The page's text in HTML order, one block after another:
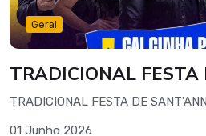
Geral
TRADICIONAL
TRADICIONAL FESTA DE
01 Junho 2026